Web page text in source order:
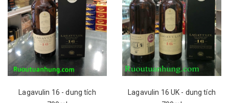
Lagavulin 16 - dung tích
Lagavulin 16 UK - dung tích